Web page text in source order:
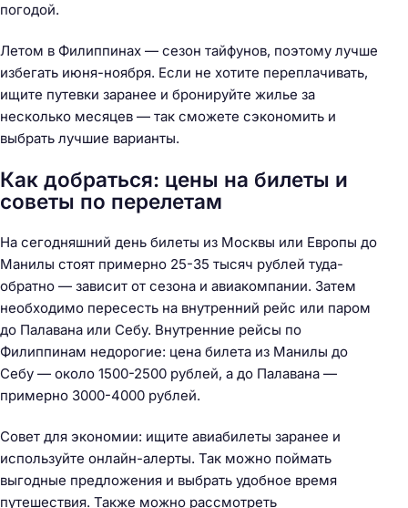
погодой.
Летом в Филиппинах — сезон тайфунов, поэтому лучше
избегать июня-ноября. Если не хотите переплачивать,
ищите путевки заранее и бронируйте жилье за
несколько месяцев — так сможете сэкономить и
выбрать лучшие варианты.
Как добраться: цены на билеты и
советы по перелетам
На сегодняшний день билеты из Москвы или Европы до
Манилы стоят примерно 25-35 тысяч рублей туда-
обратно — зависит от сезона и авиакомпании. Затем
необходимо пересесть на внутренний рейс или паром
до Палавана или Себу. Внутренние рейсы по
Филиппинам недорогие: цена билета из Манилы до
Себу — около 1500-2500 рублей, а до Палавана —
примерно 3000-4000 рублей.
Совет для экономии: ищите авиабилеты заранее и
используйте онлайн-алерты. Так можно поймать
выгодные предложения и выбрать удобное время
путешествия. Также можно рассмотреть